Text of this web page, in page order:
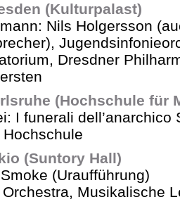
(Kulturpalast)
Nils Holgersson
Dresdner
(Hochschule für
I funerali dell’anarchico
(Suntory Hall)
(Uraufführung)
Musikalische